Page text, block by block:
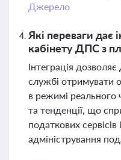
Джерело
Які переваги дає
кабінету ДПС з
Інтеграція
службі отримувати
в режимі реального
та тенденції, що
податкових
адміністрування